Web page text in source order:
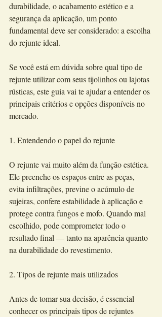
durabilidade, o acabamento estético e a
segurança da aplicação, um ponto
fundamental deve ser considerado: a escolha
do rejunte ideal.
Se você está em dúvida sobre qual tipo de
rejunte utilizar com seus tijolinhos ou lajotas
rústicas, este guia vai te ajudar a entender os
principais critérios e opções disponíveis no
mercado.
1. Entendendo o papel do rejunte
O rejunte vai muito além da função estética.
Ele preenche os espaços entre as peças,
evita infiltrações, previne o acúmulo de
sujeiras, confere estabilidade à aplicação e
protege contra fungos e mofo. Quando mal
escolhido, pode comprometer todo o
resultado final — tanto na aparência quanto
na durabilidade do revestimento.
2. Tipos de rejunte mais utilizados
Antes de tomar sua decisão, é essencial
conhecer os principais tipos de rejuntes